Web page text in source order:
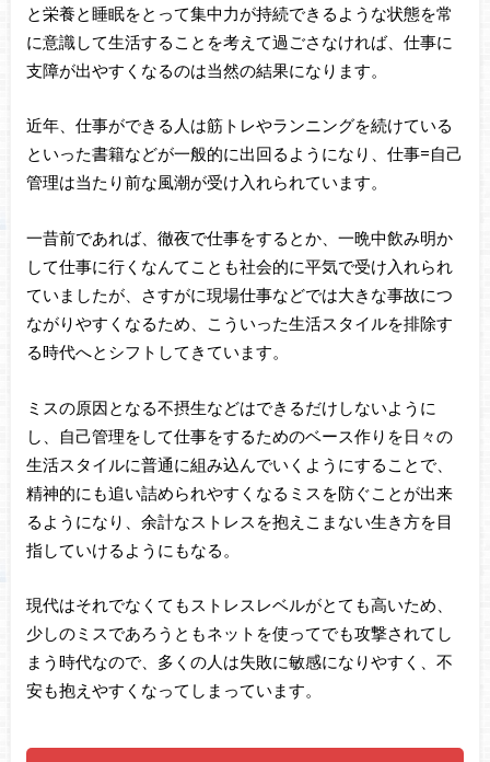
と栄養と睡眠をとって集中力が持続できるような状態を常
に意識して生活することを考えて過ごさなければ、仕事に
支障が出やすくなるのは当然の結果になります。
近年、仕事ができる人は筋トレやランニングを続けている
といった書籍などが一般的に出回るようになり、仕事=自己
管理は当たり前な風潮が受け入れられています。
一昔前であれば、徹夜で仕事をするとか、一晩中飲み明か
して仕事に行くなんてことも社会的に平気で受け入れられ
ていましたが、さすがに現場仕事などでは大きな事故につ
ながりやすくなるため、こういった生活スタイルを排除す
る時代へとシフトしてきています。
ミスの原因となる不摂生などはできるだけしないように
し、自己管理をして仕事をするためのベース作りを日々の
生活スタイルに普通に組み込んでいくようにすることで、
精神的にも追い詰められやすくなるミスを防ぐことが出来
るようになり、余計なストレスを抱えこまない生き方を目
指していけるようにもなる。
現代はそれでなくてもストレスレベルがとても高いため、
少しのミスであろうともネットを使ってでも攻撃されてし
まう時代なので、多くの人は失敗に敏感になりやすく、不
安も抱えやすくなってしまっています。